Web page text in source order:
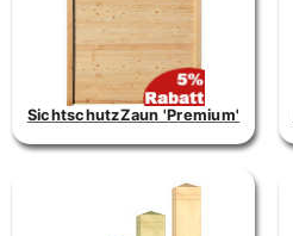
SichtschutzZaun 'Premium'